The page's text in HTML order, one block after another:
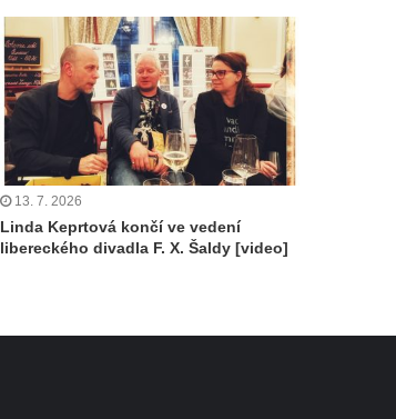
13. 7. 2026
Linda Keprtová končí ve vedení
libereckého divadla F. X. Šaldy [video]